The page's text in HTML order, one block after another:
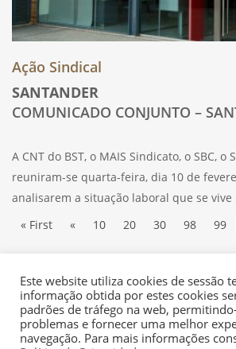
Ação Sindical
SANTANDER
COMUNICADO CONJUNTO –
A CNT do BST, o MAIS Sindicato, o SBC, o
reuniram-se quarta-feira, dia 10 de
analisarem a situação laboral que se
Totta e debater medidas a tomar quanto
« First « 10 20 30 98 99
Este website utiliza cookies de sessão
informação obtida por estes cookies
padrões de tráfego na web,
problemas e fornecer uma melhor
navegação. Para mais informações